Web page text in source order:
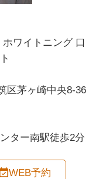
ワイトニング 口
区茅ヶ崎中央8-36
ター南駅徒歩2分
WEB予約